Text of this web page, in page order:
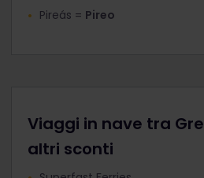
Pireás = Pireo
Viaggi in nave tra
altri sconti